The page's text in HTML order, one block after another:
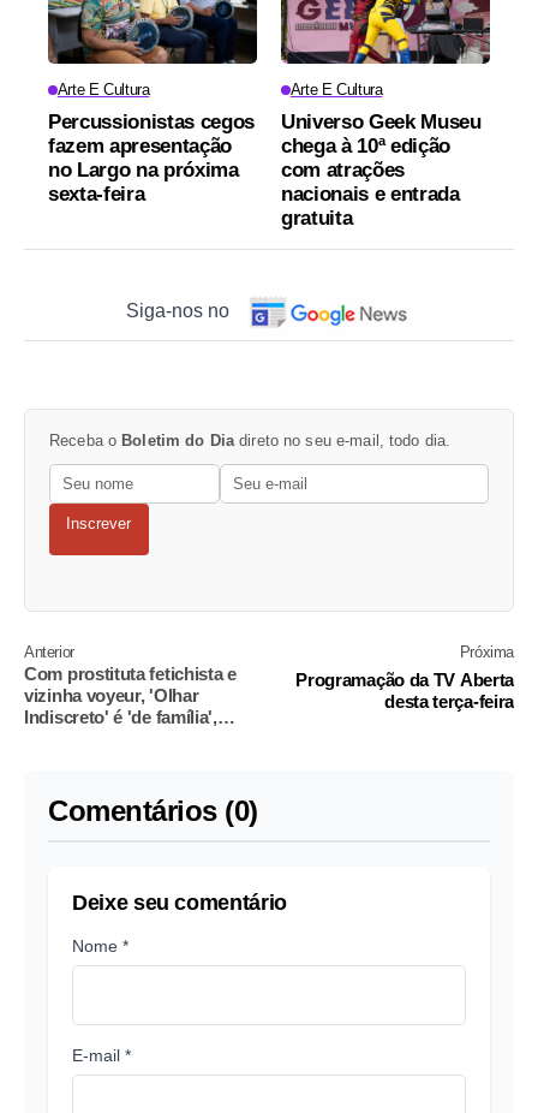
Arte E Cultura
Percussionistas cegos
fazem apresentação
no Largo na próxima
sexta-feira
Arte E Cultura
Universo Geek Museu
chega à 10ª edição
com atrações
nacionais e entrada
gratuita
Siga-nos no
Receba o Boletim do Dia direto no seu e-mail, todo dia.
Inscrever
Anterior
Com prostituta fetichista e
vizinha voyeur, 'Olhar
Indiscreto' é 'de família',
Próxima
Programação da TV Aberta
desta terça-feira
Comentários (0)
Deixe seu comentário
Nome *
E-mail *